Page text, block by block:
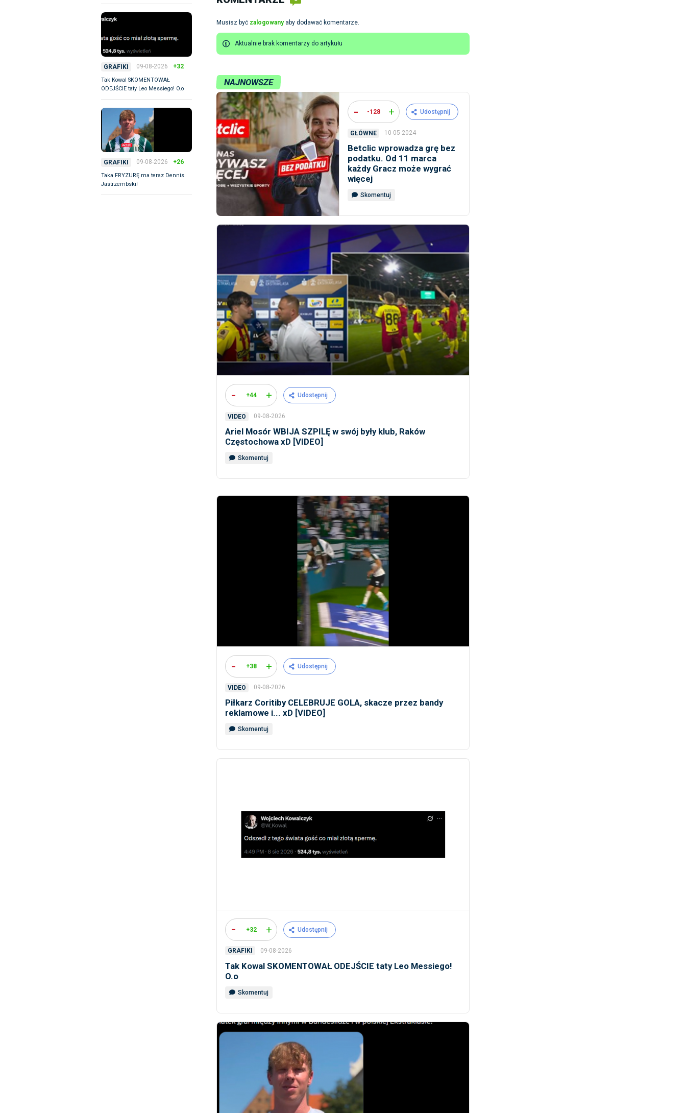
GRAFIKI 09-08-2026 +32
Tak Kowal SKOMENTOWAŁ
ODEJŚCIE taty Leo Messiego! O.o
GRAFIKI 09-08-2026 +26
Taka FRYZURĘ ma teraz Dennis
Jastrzembski!
Musisz być zalogowanyaby dodawać komentarze.
Aktualnie brak komentarzy do artykułu
NAJNOWSZE
- -128 + Udostępnij
GŁÓWNE 10-05-2024
Betclic wprowadza grę bez
podatku. Od 11 marca
każdy Gracz może wygrać
więcej
Skomentuj
- +44 + Udostępnij
VIDEO 09-08-2026
Ariel Mosór WBIJA SZPILĘ w swój były klub, Raków
Częstochowa xD [VIDEO]
Skomentuj
- +38 + Udostępnij
VIDEO 09-08-2026
Piłkarz Coritiby CELEBRUJE GOLA, skacze przez bandy
reklamowe i... xD [VIDEO]
Skomentuj
- +32 + Udostępnij
GRAFIKI 09-08-2026
Tak Kowal SKOMENTOWAŁ ODEJŚCIE taty Leo Messiego!
O.o
Skomentuj